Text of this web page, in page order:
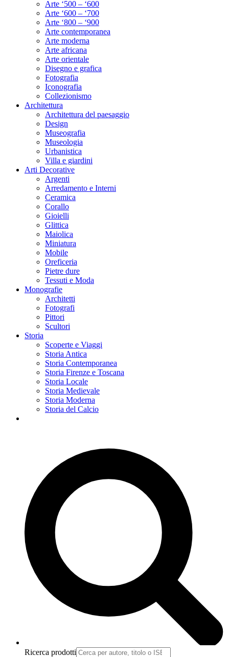
Arte ‘500 – ‘600
Arte ‘600 – ‘700
Arte ‘800 – ‘900
Arte contemporanea
Arte moderna
Arte africana
Arte orientale
Disegno e grafica
Fotografia
Iconografia
Collezionismo
Architettura
Architettura del paesaggio
Design
Museografia
Museologia
Urbanistica
Villa e giardini
Arti Decorative
Argenti
Arredamento e Interni
Ceramica
Corallo
Gioielli
Glittica
Maiolica
Miniatura
Mobile
Oreficeria
Pietre dure
Tessuti e Moda
Monografie
Architetti
Fotografi
Pittori
Scultori
Storia
Scoperte e Viaggi
Storia Antica
Storia Contemporanea
Storia Firenze e Toscana
Storia Locale
Storia Medievale
Storia Moderna
Storia del Calcio
Ricerca prodotti